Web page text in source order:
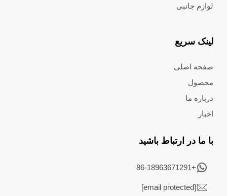
لوازم جانبی
لینک سریع
صفحه اصلی
محصول
درباره ما
اخبار
با ما در ارتباط باشید
+86-18963671291
[email protected]